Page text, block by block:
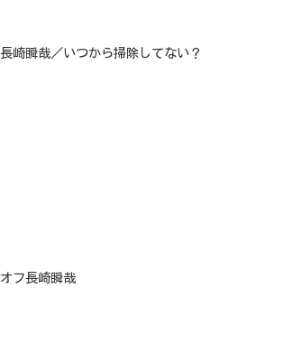
崎瞬哉／いつから掃除してない？
フ長崎瞬哉